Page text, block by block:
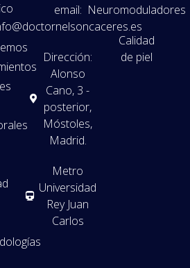
email:
Dirección:
Alonso
Cano, 3 -
posterior,
Móstoles,
Madrid.
Metro
Universidad
Rey Juan
Carlos
Neuromoduladores
Calidad
de piel